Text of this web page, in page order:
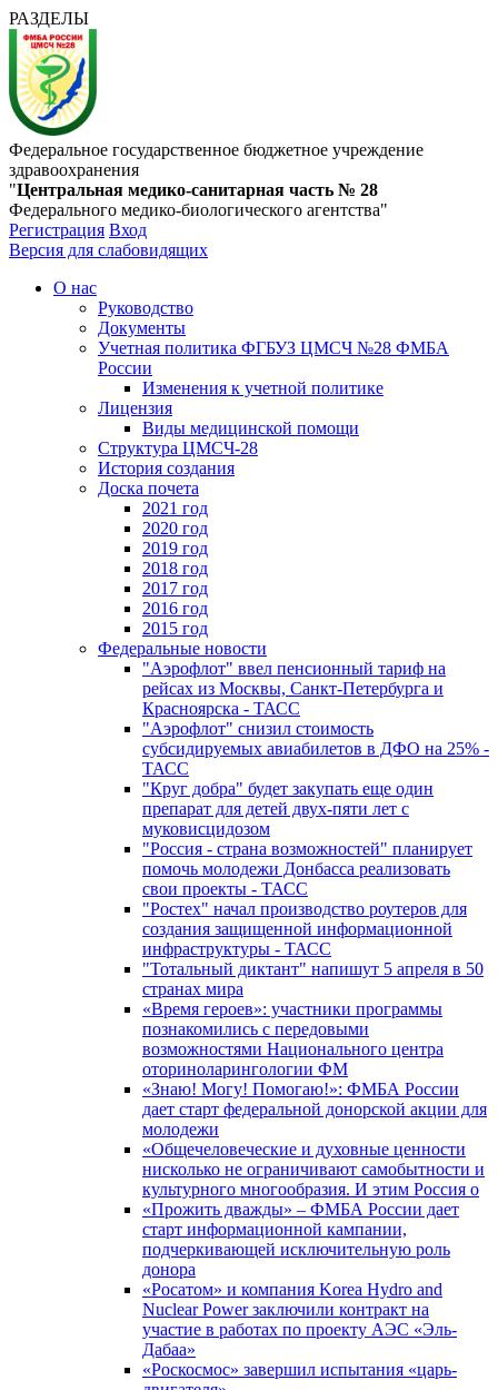
РАЗДЕЛЫ
Федеральное государственное бюджетное учреждение
здравоохранения
"Центральная медико-санитарная часть № 28
Федерального медико-биологического агентства"
Регистрация Вход
Версия для слабовидящих
О нас
Руководство
Документы
Учетная политика ФГБУЗ ЦМСЧ №28 ФМБА
России
Изменения к учетной политике
Лицензия
Виды медицинской помощи
Структура ЦМСЧ-28
История создания
Доска почета
2021 год
2020 год
2019 год
2018 год
2017 год
2016 год
2015 год
Федеральные новости
"Аэрофлот" ввел пенсионный тариф на
рейсах из Москвы, Санкт-Петербурга и
Красноярска - ТАСС
"Аэрофлот" снизил стоимость
субсидируемых авиабилетов в ДФО на 25% -
ТАСС
"Круг добра" будет закупать еще один
препарат для детей двух-пяти лет с
муковисцидозом
"Россия - страна возможностей" планирует
помочь молодежи Донбасса реализовать
свои проекты - ТАСС
"Ростех" начал производство роутеров для
создания защищенной информационной
инфраструктуры - ТАСС
"Тотальный диктант" напишут 5 апреля в 50
странах мира
«Время героев»: участники программы
познакомились с передовыми
возможностями Национального центра
оториноларингологии ФМ
«Знаю! Могу! Помогаю!»: ФМБА России
дает старт федеральной донорской акции для
молодежи
«Общечеловеческие и духовные ценности
нисколько не ограничивают самобытности и
культурного многообразия. И этим Россия о
«Прожить дважды» – ФМБА России дает
старт информационной кампании,
подчеркивающей исключительную роль
донора
«Росатом» и компания Korea Hydro and
Nuclear Power заключили контракт на
участие в работах по проекту АЭС «Эль-
Дабаа»
«Роскосмос» завершил испытания «царь-